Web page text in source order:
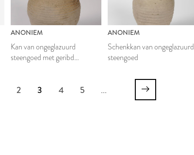
ANONIEM
Kan van ongeglazuurd
steengoed met geribd
ANONIEM
Schenkkan van ongeglazuurd
steengoed
2 3 4 5 ...